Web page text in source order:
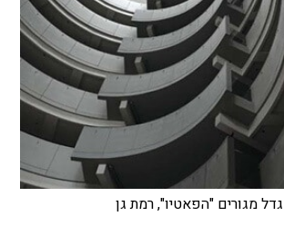
מגורים "הפאטיו", רמת גן